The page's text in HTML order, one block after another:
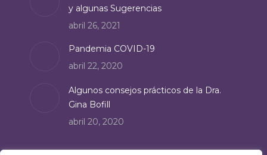
y algunas Sugerencias
abril 26, 2021
Pandemia COVID-19
abril 22, 2020
Algunos consejos prácticos de la Dra.
Gina Bofill
abril 20, 2020